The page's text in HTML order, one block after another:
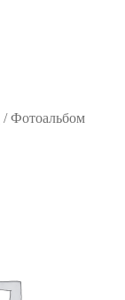
/Фотоальбом